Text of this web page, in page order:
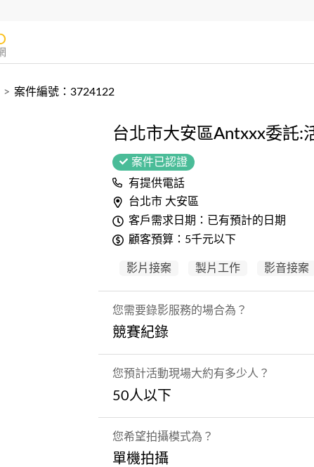
> 案件編號：3724122
台北市大安區Antxxx委託:
案件已認證
有提供電話
台北市 大安區
客戶需求日期：已有預計的日期
顧客預算：5千元以下
影片接案 製片工作 影音接案
您需要錄影服務的場合為？
競賽紀錄
您預計活動現場大約有多少人？
50人以下
您希望拍攝模式為？
單機拍攝